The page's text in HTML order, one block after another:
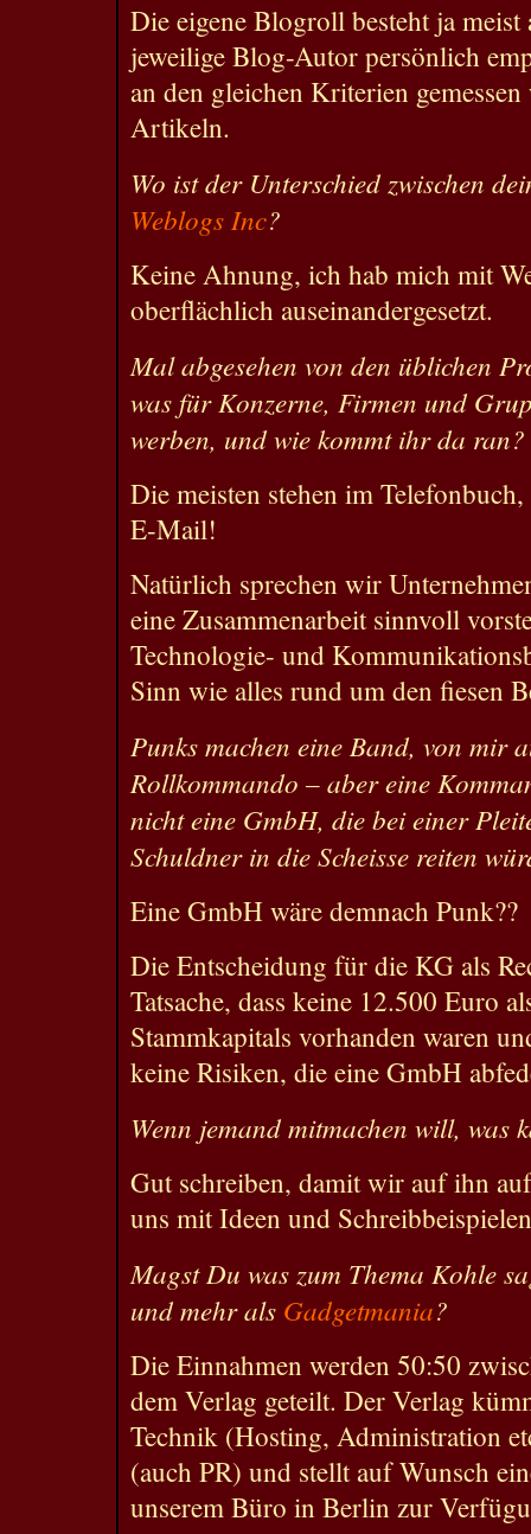
Die eigene Blogroll besteht ja meist
jeweilige Blog-Autor persönlich
an den gleichen Kriterien
Artikeln.
Wo ist der Unterschied zwischen
Weblogs Inc?
Keine Ahnung, ich hab mich mit
oberflächlich auseinandergesetzt.
Mal abgesehen von den üblichen
was für Konzerne, Firmen und
werben, und wie kommt ihr da ran?
Die meisten stehen im
E-Mail!
Natürlich sprechen wir
eine Zusammenarbeit sinnvoll
Technologie- und
Sinn wie alles rund um den fiesen
Punks machen eine Band, von mir
Rollkommando – aber eine
nicht eine GmbH, die bei einer
Schuldner in die Scheisse reiten
Eine GmbH wäre demnach Punk??
Die Entscheidung für die KG als
Tatsache, dass keine 12.500 Euro
Stammkapitals vorhanden waren
keine Risiken, die eine GmbH
Wenn jemand mitmachen will, was
Gut schreiben, damit wir auf ihn
uns mit Ideen und
Magst Du was zum Thema Kohle
und mehr als Gadgetmania?
Die Einnahmen werden 50:50
dem Verlag geteilt. Der Verlag
Technik (Hosting, Administration
(auch PR) und stellt auf Wunsch
unserem Büro in Berlin zur